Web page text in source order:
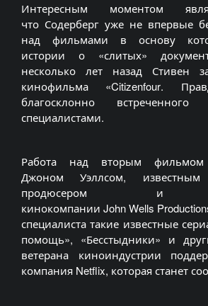
Интересным моментом
что Содерберг уже не впервые
над фильмами в основу
истории о «слитых»
несколько лет назад Стивен
кинофильма «Citizenfour.
благосклонно
специалистами.
Работа над вторым фильмом
Джоном Уэллсом,
продюсером и
кинокомпании JohnWells
специалиста такие известные
помощь», «Бесстыдники» и
ветерана киноиндустрии
компания Netflix, которая станет